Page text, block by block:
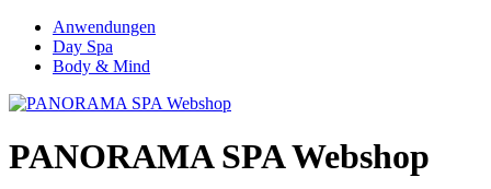
Anwendungen
Day Spa
Body & Mind
PANORAMA SPA Webshop